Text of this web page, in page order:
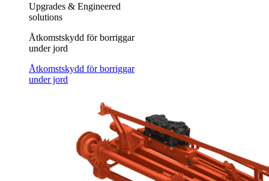
Upgrades & Engineered
solutions
Åtkomstskydd för borriggar
under jord
Åtkomstskydd för borriggar
under jord